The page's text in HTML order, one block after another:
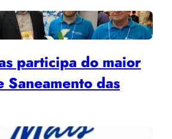
participa do maior
Saneamento das